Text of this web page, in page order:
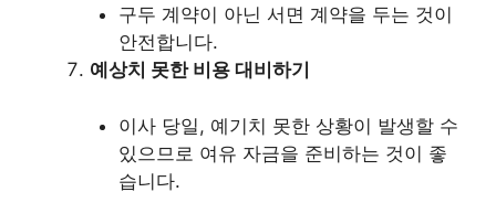
구두 계약이 아닌 서면 계약을 두는 것이
안전합니다.
예상치 못한 비용 대비하기
이사 당일, 예기치 못한 상황이 발생할 수
있으므로 여유 자금을 준비하는 것이 좋
습니다.